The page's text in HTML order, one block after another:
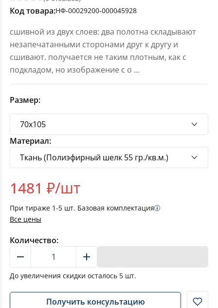
Код товара:НФ-00029200-000045928
сшивной из двух слоев: два полотна складывают
незапечатанными сторонами друг к другу и
сшивают. получается не таким плотным, как с
подкладом, но изображение с о ...
Размер:
Материал:
1481 ₽/шт
При тираже 1-5 шт. Базовая комплектация
Все цены
Количество:
До увеличения скидки осталось 5 шт.
Получить консультацию